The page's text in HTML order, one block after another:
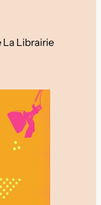
La Librairie